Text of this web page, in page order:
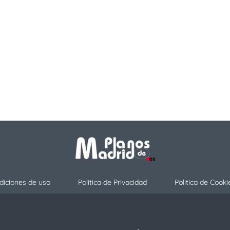
de uso Política de Privacidad Politica de